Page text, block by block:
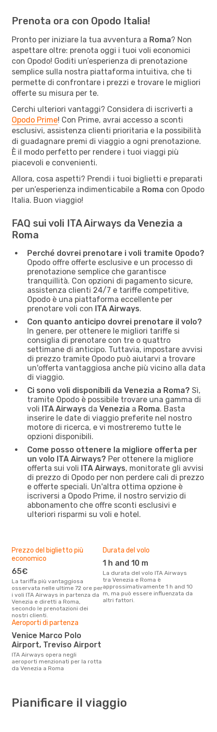
Prenota ora con Opodo Italia!
Pronto per iniziare la tua avventura a Roma? Non
aspettare oltre: prenota oggi i tuoi voli economici
con Opodo! Goditi un’esperienza di prenotazione
semplice sulla nostra piattaforma intuitiva, che ti
permette di confrontare i prezzi e trovare le migliori
offerte su misura per te.
Cerchi ulteriori vantaggi? Considera di iscriverti a
Opodo Prime! Con Prime, avrai accesso a sconti
esclusivi, assistenza clienti prioritaria e la possibilità
di guadagnare premi di viaggio a ogni prenotazione.
È il modo perfetto per rendere i tuoi viaggi più
piacevoli e convenienti.
Allora, cosa aspetti? Prendi i tuoi biglietti e preparati
per un’esperienza indimenticabile a Roma con Opodo
Italia. Buon viaggio!
FAQ sui voli ITA Airways da Venezia a
Roma
Perché dovrei prenotare i voli tramite Opodo?
Opodo offre offerte esclusive e un processo di
prenotazione semplice che garantisce
tranquillità. Con opzioni di pagamento sicure,
assistenza clienti 24/7 e tariffe competitive,
Opodo è una piattaforma eccellente per
prenotare voli con ITA Airways.
Con quanto anticipo dovrei prenotare il volo?
In genere, per ottenere le migliori tariffe si
consiglia di prenotare con tre o quattro
settimane di anticipo. Tuttavia, impostare avvisi
di prezzo tramite Opodo può aiutarvi a trovare
un'offerta vantaggiosa anche più vicino alla data
di viaggio.
Ci sono voli disponibili da Venezia a Roma? Sì,
tramite Opodo è possibile trovare una gamma di
voli ITA Airways da Venezia a Roma. Basta
inserire le date di viaggio preferite nel nostro
motore di ricerca, e vi mostreremo tutte le
opzioni disponibili.
Come posso ottenere la migliore offerta per
un volo ITA Airways? Per ottenere la migliore
offerta sui voli ITA Airways, monitorate gli avvisi
di prezzo di Opodo per non perdere cali di prezzo
e offerte speciali. Un'altra ottima opzione è
iscriversi a Opodo Prime, il nostro servizio di
abbonamento che offre sconti esclusivi e
ulteriori risparmi su voli e hotel.
Prezzo del biglietto più
economico
65€
La tariffa più vantaggiosa
osservata nelle ultime 72 ore per
i voli ITA Airways in partenza da
Venezia e diretti a Roma,
secondo le prenotazioni dei
nostri clienti.
Durata del volo
1 h and 10 m
La durata del volo ITA Airways
tra Venezia e Roma è
approssimativamente 1 h and 10
m, ma può essere influenzata da
altri fattori.
Aeroporti di partenza
Venice Marco Polo
Airport, Treviso Airport
ITA Airways opera negli
aeroporti menzionati per la rotta
da Venezia a Roma
Pianificare il viaggio